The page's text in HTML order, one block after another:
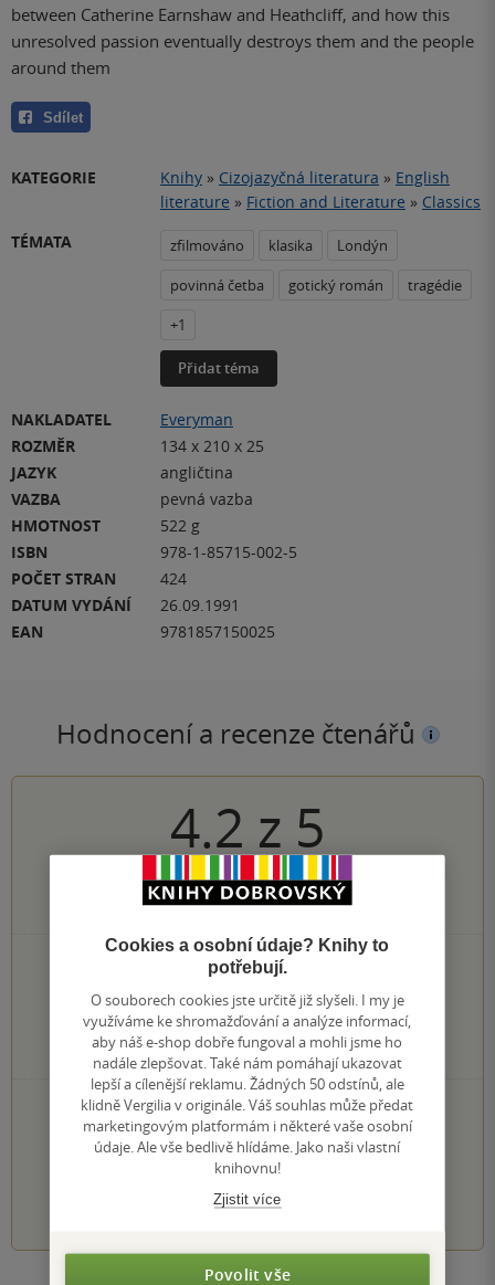
between Catherine Earnshaw and Heathcliff, and how this
unresolved passion eventually destroys them and the people
around them
Sdílet
KATEGORIE Knihy » Cizojazyčná literatura » English
literature » Fiction and Literature » Classics
TÉMATA
zfilmováno klasika
Londýn
povinná četba
gotický román
tragédie
+1
Přidat téma
NAKLADATEL
Everyman
ROZMĚR
134 x 210 x 25
JAZYK
angličtina
VAZBA
pevná vazba
HMOTNOST
522 g
ISBN
978-1-85715-002-5
POČET STRAN
424
DATUM VYDÁNÍ
26.09.1991
EAN
9781857150025
Hodnocení a recenze čtenářů
4.2 z 5
237hodnocení čtenářů
125×
5 hvězdiček
37×
3 hvězdičky
10×
2 hvězdičky
3×
1 hvezdička
PŘIDEJTE SVÉ HODNOCENÍ KNIHY
Hodnocení našich knihkupců: 0.0 z 5
3 4 5
Cookies a osobní údaje? Knihy to
potřebují.
O souborech cookies jste určitě již slyšeli. I my je
využíváme ke shromažďování a analýze informací,
aby náš e-shop dobře fungoval a mohli jsme ho
nadále zlepšovat. Také nám pomáhají ukazovat
lepší a cílenější reklamu. Žádných 50 odstínů, ale
klidně Vergilia v originále. Váš souhlas může předat
marketingovým platformám i některé vaše osobní
údaje. Ale vše bedlivě hlídáme. Jako naši vlastní
knihovnu!
Zjistit více
Povolit vše